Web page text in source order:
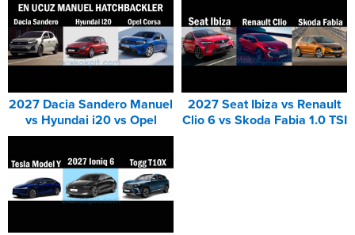
2027 Dacia Sandero Manuel
vs Hyundai i20 vs Opel
Corsa Karşılaştırması
2027 Seat Ibiza vs Renault
Clio 6 vs Skoda Fabia 1.0 TSI